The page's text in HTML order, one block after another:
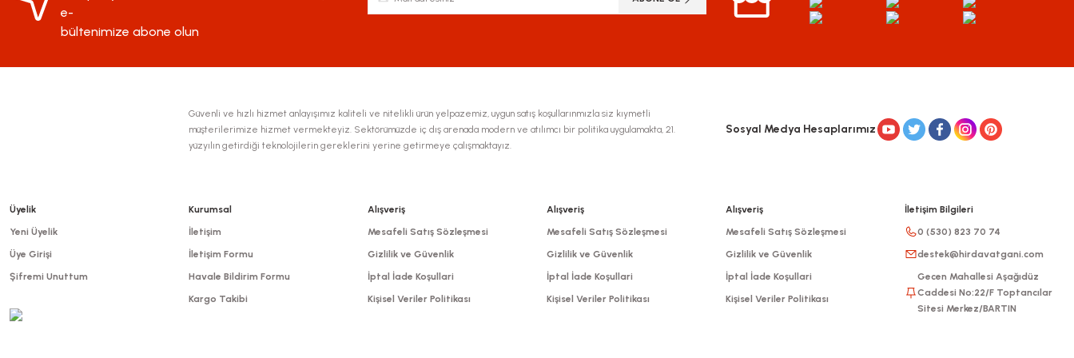
e-
bültenimize abone olun
Güvenli ve hızlı hizmet anlayışımız kaliteli ve nitelikli ürün yelpazemiz, uygun satış koşullarınmızla siz kıymetli
müşterilerimize hizmet vermekteyiz. Sektörümüzde iç dış arenada modern ve atılımcı bir politika uygulamakta, 21.
yüzyılın getirdiği teknolojilerin gereklerini yerine getirmeye çalışmaktayız.
Sosyal Medya Hesaplarımız
Üyelik
Yeni Üyelik
Üye Girişi
Şifremi Unuttum
Kurumsal
İletişim
İletişim Formu
Havale Bildirim Formu
Kargo Takibi
Alışveriş
Mesafeli Satış Sözleşmesi
Gizlilik ve Güvenlik
İptal İade Koşullari
Kişisel Veriler Politikası
Alışveriş
Mesafeli Satış Sözleşmesi
Gizlilik ve Güvenlik
İptal İade Koşullari
Kişisel Veriler Politikası
Alışveriş
Mesafeli Satış Sözleşmesi
Gizlilik ve Güvenlik
İptal İade Koşullari
Kişisel Veriler Politikası
İletişim Bilgileri
0 (530) 823 70 74
destek@hirdavatgani.com
Gecen Mahallesi Aşağıdüz
Caddesi No:22/F Toptancılar
Sitesi Merkez/BARTIN